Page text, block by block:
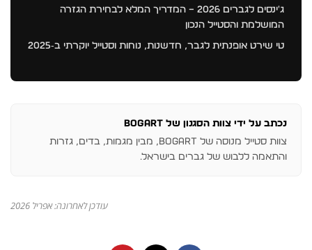
ג'ינסים לגברים 2026 – המדריך המלא לבחירת הגזרה
המושלמת והסטייל הנכון
טי שירט אופנתית לגבר, חדשנות, נוחות וסטייל יוקרתי ב‑2025
נכתב על ידי צוות הסגנון של BOGART
צוות סטייל מנוסה של BOGART, מבין מגמות, בדים, גזרות
והתאמה ללבוש של גברים בישראל.
עודכן לאחרונה: אפריל 2026